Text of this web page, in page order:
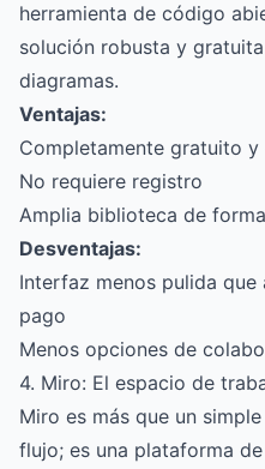
herramienta de código
solución robusta y
diagramas.
Ventajas:
Completamente gratuito
No requiere registro
Amplia biblioteca de
Desventajas:
Interfaz menos pulida
pago
Menos opciones de
4. Miro: El espacio de
Miro es más que un
flujo; es una plataforma